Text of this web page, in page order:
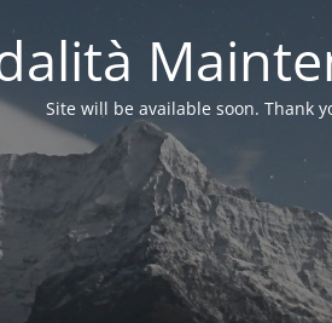
Site will be available soon. Thank